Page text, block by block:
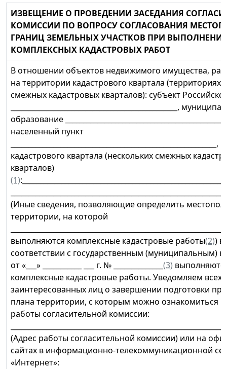
ИЗВЕЩЕНИЕ О ПРОВЕДЕНИИ ЗАСЕДАНИЯ
КОМИССИИ ПО ВОПРОСУ СОГЛАСОВАНИЯ
ГРАНИЦ ЗЕМЕЛЬНЫХ УЧАСТКОВ ПРИ
КОМПЛЕКСНЫХ КАДАСТРОВЫХ РАБОТ
В отношении объектов недвижимого имущества,
на территории кадастрового квартала (территориях
смежных кадастровых кварталов): субъект
_______________________________________________,
образование
населенный пункт
__________________________________________________________,
кадастрового квартала (нескольких смежных
кварталов)
(1)
(Иные сведения, позволяющие определить
территории, на которой
выполняются комплексные кадастровые работы(2)) в
соответствии с государственным (муниципальным)
от «___» ___________ ___ г. № ______________ (3)
комплексные кадастровые работы. Уведомляем всех
заинтересованных лиц о завершении подготовки
плана территории, с которым можно ознакомиться
работы согласительной комиссии:
(Адрес работы согласительной комиссии) или на
сайтах в информационно-телекоммуникационной
«Интернет»: